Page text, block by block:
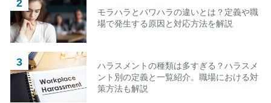
モラハラとパワハラの違いとは？定義や職
場で発生する原因と対応方法を解説
ハラスメントの種類は多すぎる？ハラスメ
ント別の定義と一覧紹介。職場における対
策方法も解説